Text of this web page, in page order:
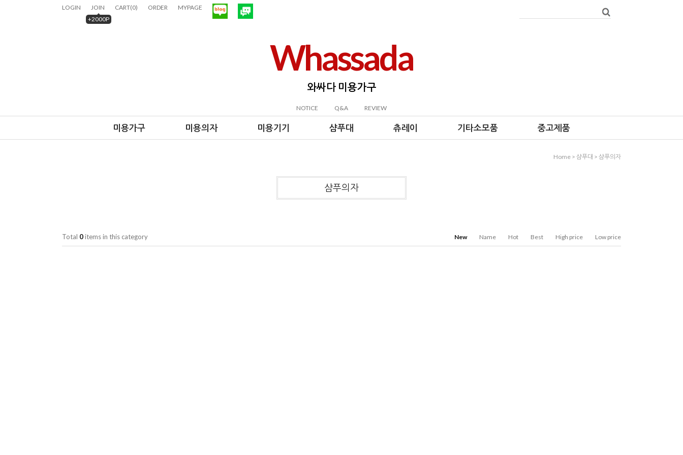
LOGIN
JOIN
+2000P
CART(0) ORDER MYPAGE
Whassada
와싸다 미용가구
NOTICE Q&A REVIEW
미용가구 미용의자 미용기기 샴푸대 츄레이 기타소모품 중고제품
Home > 샴푸대 > 샴푸의자
샴푸의자
Total 0items in this category New Name Hot Best High price Low price